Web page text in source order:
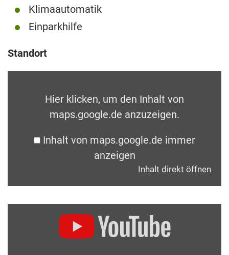
Klimaautomatik
Einparkhilfe
Standort
Hier klicken, um den Inhalt von
maps.google.de anzuzeigen.
Inhalt von maps.google.de immer
anzeigen
Inhalt direkt öffnen